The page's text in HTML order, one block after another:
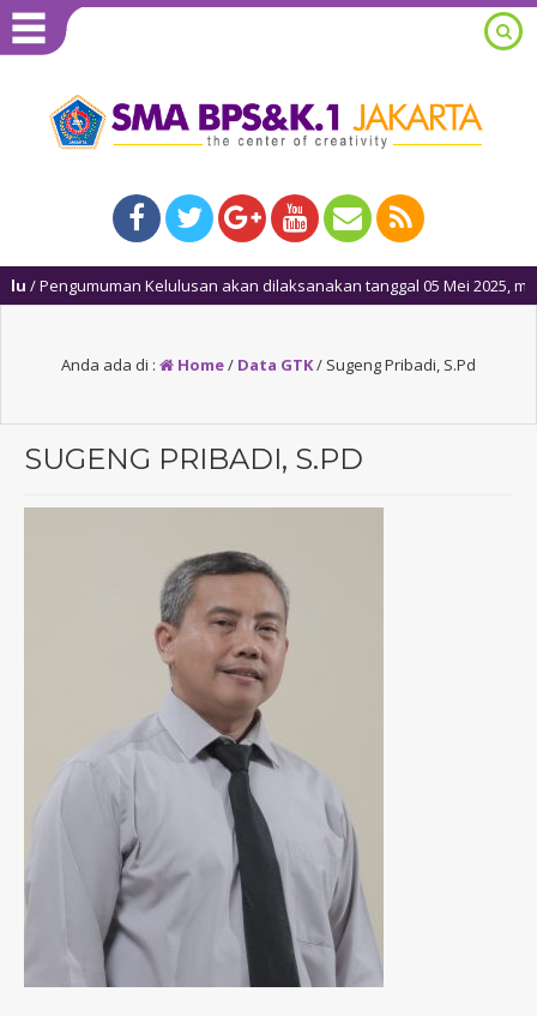
/ Pengumuman Kelulusan akan dilaksanakan tanggal 05 Mei 2025, mulai
Anda ada di : Home/ Data GTK/ Sugeng Pribadi, S.Pd
SUGENG PRIBADI, S.PD